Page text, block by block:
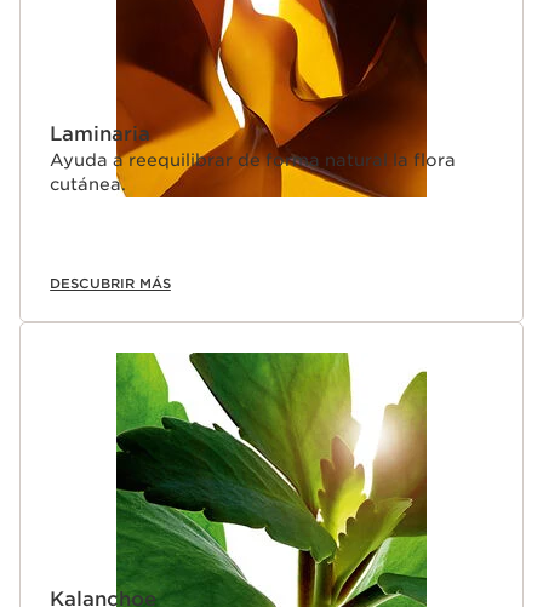
Laminaria
Ayuda a reequilibrar de forma natural la flora
cutánea.
DESCUBRIR MÁS
Kalanchoe